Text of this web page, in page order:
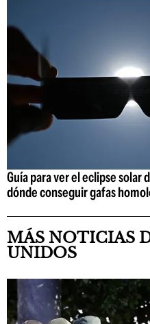
Guía para ver el eclipse solar
dónde conseguir gafas
MÁS NOTICIAS
UNIDOS